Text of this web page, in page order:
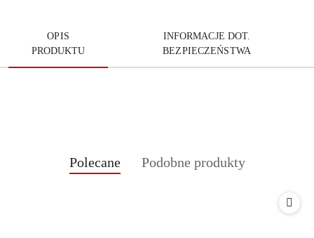
OPIS
PRODUKTU
INFORMACJE DOT.
BEZPIECZEŃSTWA
Pomiń karuzelę produktów
Produkty
o
Polecane
Produkty
Podobne produkty